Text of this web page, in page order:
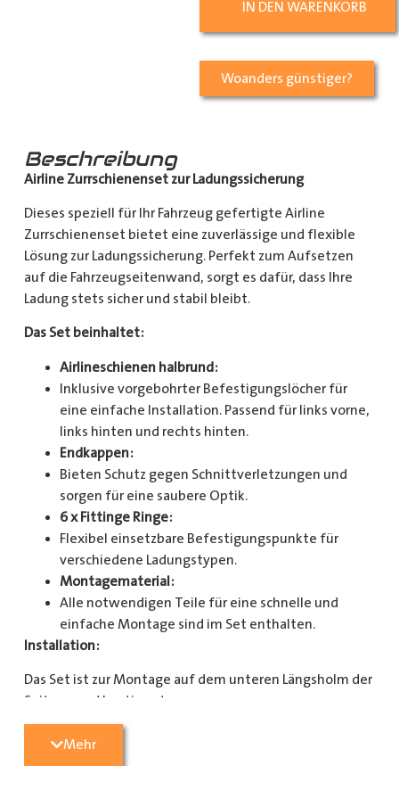
IN DEN WARENKORB
Woanders günstiger?
Beschreibung
Airline Zurrschienenset zur Ladungssicherung
Dieses speziell für Ihr Fahrzeug gefertigte Airline
Zurrschienenset bietet eine zuverlässige und flexible
Lösung zur Ladungssicherung. Perfekt zum Aufsetzen
auf die Fahrzeugseitenwand, sorgt es dafür, dass Ihre
Ladung stets sicher und stabil bleibt.
Das Set beinhaltet:
Airlineschienen halbrund:
Inklusive vorgebohrter Befestigungslöcher für
eine einfache Installation. Passend für links vorne,
links hinten und rechts hinten.
Endkappen:
Bieten Schutz gegen Schnittverletzungen und
sorgen für eine saubere Optik.
6 x Fittinge Ringe:
Flexibel einsetzbare Befestigungspunkte für
verschiedene Ladungstypen.
Montagematerial:
Alle notwendigen Teile für eine schnelle und
einfache Montage sind im Set enthalten.
Installation:
Das Set ist zur Montage auf dem unteren Längsholm der
Seitenwand bestimmt.
Mit diesem Zurrschienenset verbessern Sie die
Mehr